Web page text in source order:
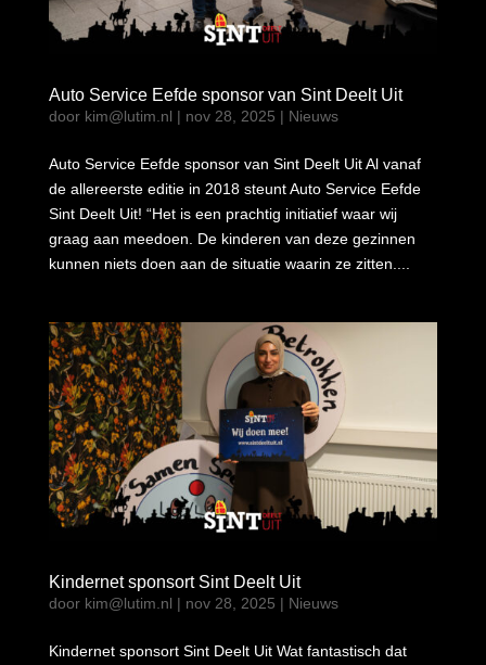
Auto Service Eefde sponsor van Sint Deelt Uit
door kim@lutim.nl | nov 28, 2025 | Nieuws
Auto Service Eefde sponsor van Sint Deelt Uit Al vanaf
de allereerste editie in 2018 steunt Auto Service Eefde
Sint Deelt Uit! “Het is een prachtig initiatief waar wij
graag aan meedoen. De kinderen van deze gezinnen
kunnen niets doen aan de situatie waarin ze zitten....
Kindernet sponsort Sint Deelt Uit
door kim@lutim.nl | nov 28, 2025 | Nieuws
Kindernet sponsort Sint Deelt Uit Wat fantastisch dat